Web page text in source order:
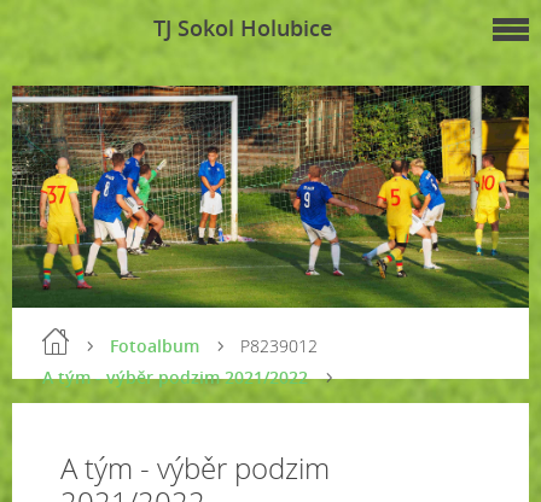
TJ Sokol Holubice
Fotoalbum
A tým - výběr podzim 2021/2022
P8239012
A tým - výběr podzim